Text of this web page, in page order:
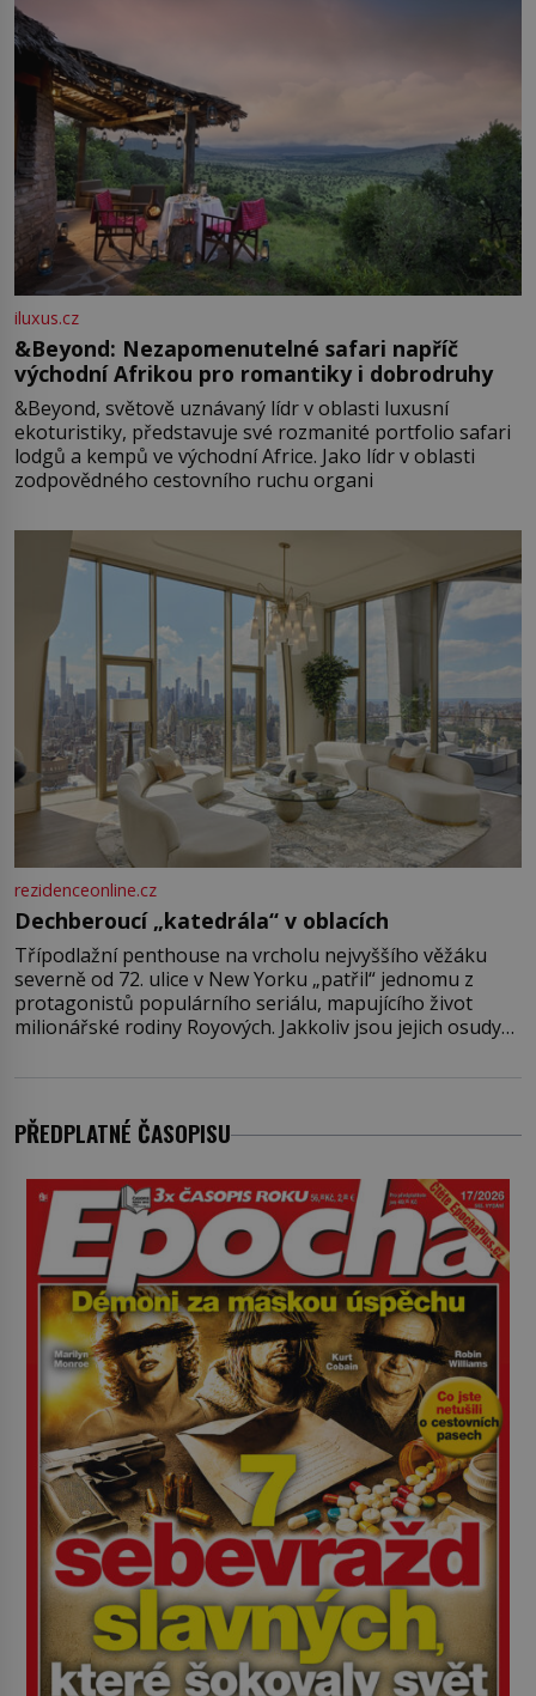
iluxus.cz
&Beyond: Nezapomenutelné safari napříč
východní Afrikou pro romantiky i dobrodruhy
&Beyond, světově uznávaný lídr v oblasti luxusní
ekoturistiky, představuje své rozmanité portfolio safari
lodgů a kempů ve východní Africe. Jako lídr v oblasti
zodpovědného cestovního ruchu organi
rezidenceonline.cz
Dechberoucí „katedrála“ v oblacích
Třípodlažní penthouse na vrcholu nejvyššího věžáku
severně od 72. ulice v New Yorku „patřil“ jednomu z
protagonistů populárního seriálu, mapujícího život
milionářské rodiny Royových. Jakkoliv jsou jejich osudy
jenom jednou z nemovitostí
PŘEDPLATNÉ ČASOPISU